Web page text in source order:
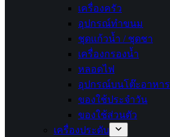
เครื่องครัว
อุปกรณ์ทำขนม
ชุดแก้วน้ำ / ชุดชา
เครื่องกรองน้ำ
หลอดไฟ
อุปกรณ์บนโต๊ะอาหาร
ของใช้ประจำวัน
ของใช้ส่วนตัว
เครื่องประดับ